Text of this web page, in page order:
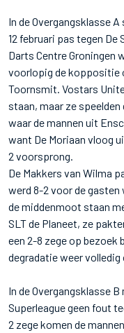
In de Overgangsklasse
12 februari pas tegen
Darts Centre
voorlopig de koppositie
Toornsmit. Vostars
staan, maar ze
waar de mannen uit
want De Moriaan vloog
2 voorsprong.
De Makkers van Wilma
werd 8-2 voor de gasten
de middenmoot staan
SLT de Planeet, ze
een 2-8 zege op bezoek
degradatie weer volledig
In de Overgangsklasse
Superleague geen fout
2 zege komen de